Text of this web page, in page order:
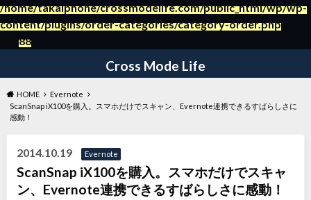
/home/takaiphone/crossmodelife.com/public_html/wp/wp-
content/plugins/order-categories/category-order.php
88
～日々の暮らしの役立つ情報ブログ～
Cross Mode Life
HOME
Evernote
ScanSnap iX100を購入。スマホだけでスキャン、Evernote連携できるすばらしさに
感動！
2014.10.19 Evernote
ScanSnap iX100を購入。スマホだけでスキャ
ン、Evernote連携できるすばらしさに感動！